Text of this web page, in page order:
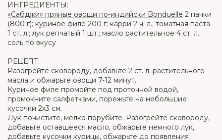
ИНГРЕДИЕНТЫ:
«Сабджи» пряные овощи по-индийски Bonduelle 2 пачки
(800 г); куриное филе 200 г; карри 2 ч. л.; томатная паста
1 ст. л.; лук репчатый 1 шт.; масло растительное 4 ст. л.;
соль по вкусу
РЕЦЕПТ:
Разогрейте сковороду, добавьте 2 ст. л. растительного
масла и обжарьте овощи 7-12 минут.
Куриное филе промойте под проточной водой,
промокните салфетками, порежьте на небольшие
кусочки 2х3 см.
Лук почистите, мелко порубите. Разогрейте сковороду,
добавьте оставшееся масло, обжарьте немного лук,
добавьте кусочки курицы, обжарьте до появления